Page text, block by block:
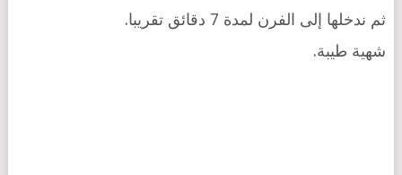
ثم ندخلها إلى الفرن لمدة 7 دقائق تقريبا.
شهية طيبة.